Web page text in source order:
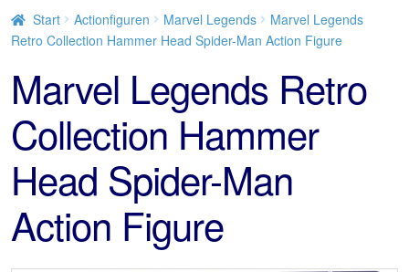
Start Actionfiguren Marvel Legends
Marvel Legends
Retro Collection Hammer Head Spider-Man Action Figure
Marvel Legends Retro
Collection Hammer
Head Spider-Man
Action Figure